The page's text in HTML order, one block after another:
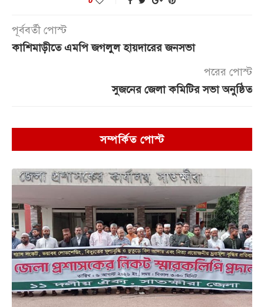
পূর্ববর্তী পোস্ট
কাশিমাড়ীতে এমপি জগলুল হায়দারের জনসভা
পরের পোস্ট
সুজনের জেলা কমিটির সভা অনুষ্ঠিত
সম্পর্কিত পোস্ট